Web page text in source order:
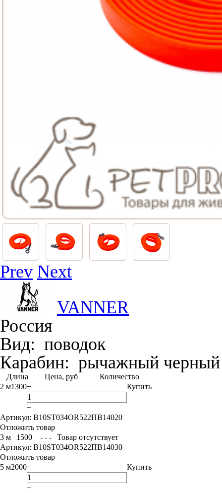
Prev Next
VANNER
Россия
Вид: поводок
Карабин: рычажный черный
Длина Цена, руб
Количество
2 м1300−
+
Купить
Артикул: B10ST034OR522ПВ14020
Отложить товар
3 м
1500 - - -
Товар отсутствует
Артикул: B10ST034OR522ПВ14030
Отложить товар
5 м2000−
+
Купить